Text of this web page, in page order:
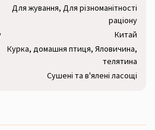
Для жування, Для різноманітності
раціону
Китай
Курка, домашня птиця, Яловичина,
телятина
Сушені та в'ялені ласощі